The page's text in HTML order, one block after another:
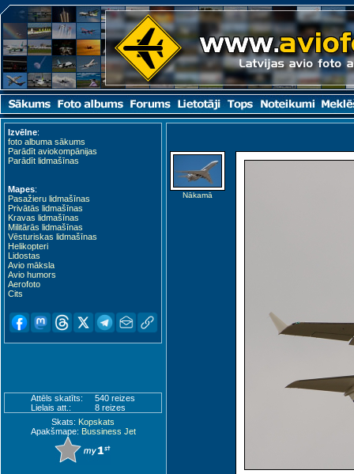
Izvēlne:
foto albuma sākums
Parādīt aviokompānijas
Parādīt lidmašīnas
Mapes:
Pasažieru lidmašīnas
Privātās lidmašīnas
Kravas lidmašīnas
Militārās lidmašīnas
Vēsturiskas lidmašīnas
Helikopteri
Lidostas
Avio māksla
Avio humors
Aerofoto
Cits
Attēls skatīts:
540 reizes
Lielais att.:
8 reizes
Skats: Kopskats
Apakšmape: Bussiness Jet
Nākamā